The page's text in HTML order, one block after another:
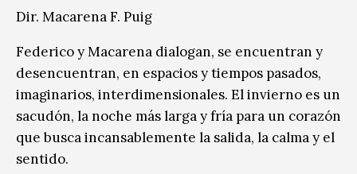
Dir. Macarena F. Puig
Federico y Macarena dialogan, se encuentran y
desencuentran, en espacios y tiempos pasados,
imaginarios, interdimensionales. El invierno es un
sacudón, la noche más larga y fría para un corazón
que busca incansablemente la salida, la calma y el
sentido.